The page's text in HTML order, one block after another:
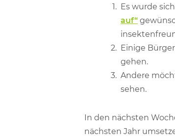
Es wurde
auf“
Einige
gehen.
Andere
sehen.
In den nächsten
nächsten Jahr